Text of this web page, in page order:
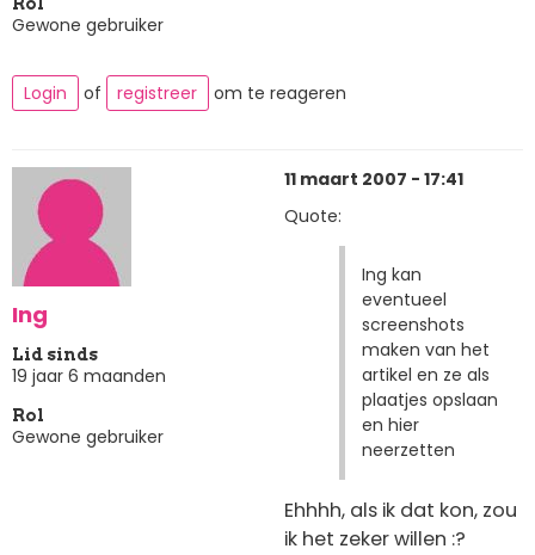
Gewone gebruiker
Login of registreer om te reageren
Ing
Lid sinds
19 jaar 6 maanden
Rol
Gewone gebruiker
11 maart 2007 - 17:41
Quote:
Ing kan
eventueel
screenshots
maken van het
artikel en ze als
plaatjes opslaan
en hier
neerzetten
Ehhhh, als ik dat kon, zou
ik het zeker willen :?